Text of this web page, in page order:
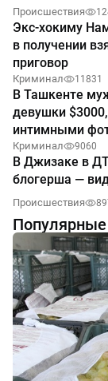
Происшествия
Экс-хокиму
в получении
приговор
Криминал 11831
В Ташкенте
девушки
интимными
Криминал 9060
В Джизаке в
блогерша —
Происшествия
Популярные